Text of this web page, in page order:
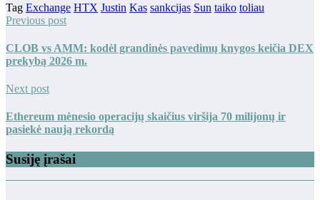
Tag Exchange HTX Justin Kas sankcijas Sun taiko toliau
Previous post
CLOB vs AMM: kodėl grandinės pavedimų knygos keičia DEX
prekybą 2026 m.
Next post
Ethereum mėnesio operacijų skaičius viršija 70 milijonų ir
pasiekė naują rekordą
Susiję įrašai